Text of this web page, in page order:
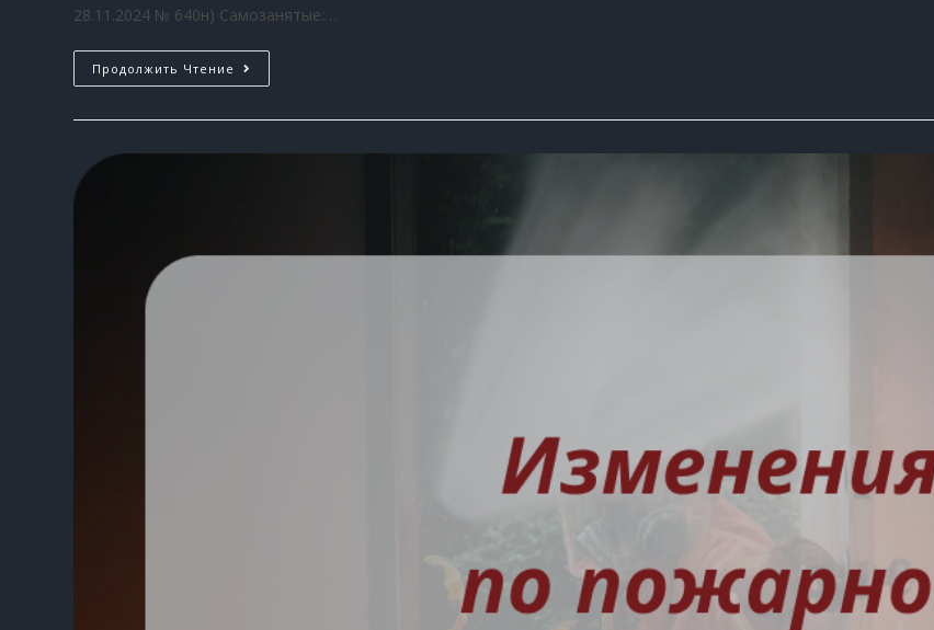
28.11.2024 № 640н) Самозанятые:…
Продолжить Чтение